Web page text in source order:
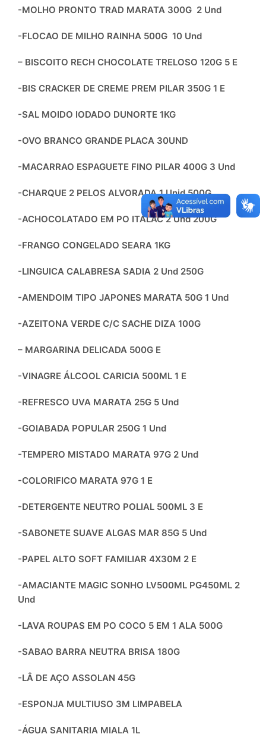
-MOLHO PRONTO TRAD MARATA 300G 2 Und
-FLOCAO DE MILHO RAINHA 500G 10 Und
– BISCOITO RECH CHOCOLATE TRELOSO 120G 5 E
-BIS CRACKER DE CREME PREM PILAR 350G 1 E
-SAL MOIDO IODADO DUNORTE 1KG
-OVO BRANCO GRANDE PLACA 30UND
-MACARRAO ESPAGUETE FINO PILAR 400G 3 Und
-CHARQUE 2 PELOS ALVORADA 1 Unid 500G
-ACHOCOLATADO EM PO ITALAC 2 Und 200G
-FRANGO CONGELADO SEARA 1KG
-LINGUICA CALABRESA SADIA 2 Und 250G
-AMENDOIM TIPO JAPONES MARATA 50G 1 Und
-AZEITONA VERDE C/C SACHE DIZA 100G
– MARGARINA DELICADA 500G E
-VINAGRE ÁLCOOL CARICIA 500ML 1 E
-REFRESCO UVA MARATA 25G 5 Und
-GOIABADA POPULAR 250G 1 Und
-TEMPERO MISTADO MARATA 97G 2 Und
-COLORIFICO MARATA 97G 1 E
-DETERGENTE NEUTRO POLIAL 500ML 3 E
-SABONETE SUAVE ALGAS MAR 85G 5 Und
-PAPEL ALTO SOFT FAMILIAR 4X30M 2 E
-AMACIANTE MAGIC SONHO LV500ML PG450ML 2
Und
-LAVA ROUPAS EM PO COCO 5 EM 1 ALA 500G
-SABAO BARRA NEUTRA BRISA 180G
-LÂ DE AÇO ASSOLAN 45G
-ESPONJA MULTIUSO 3M LIMPABELA
-ÁGUA SANITARIA MIALA 1L